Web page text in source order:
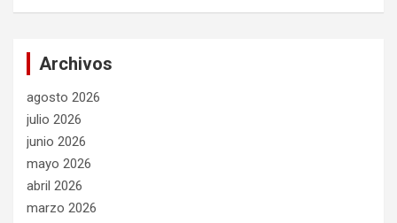
Archivos
agosto 2026
julio 2026
junio 2026
mayo 2026
abril 2026
marzo 2026